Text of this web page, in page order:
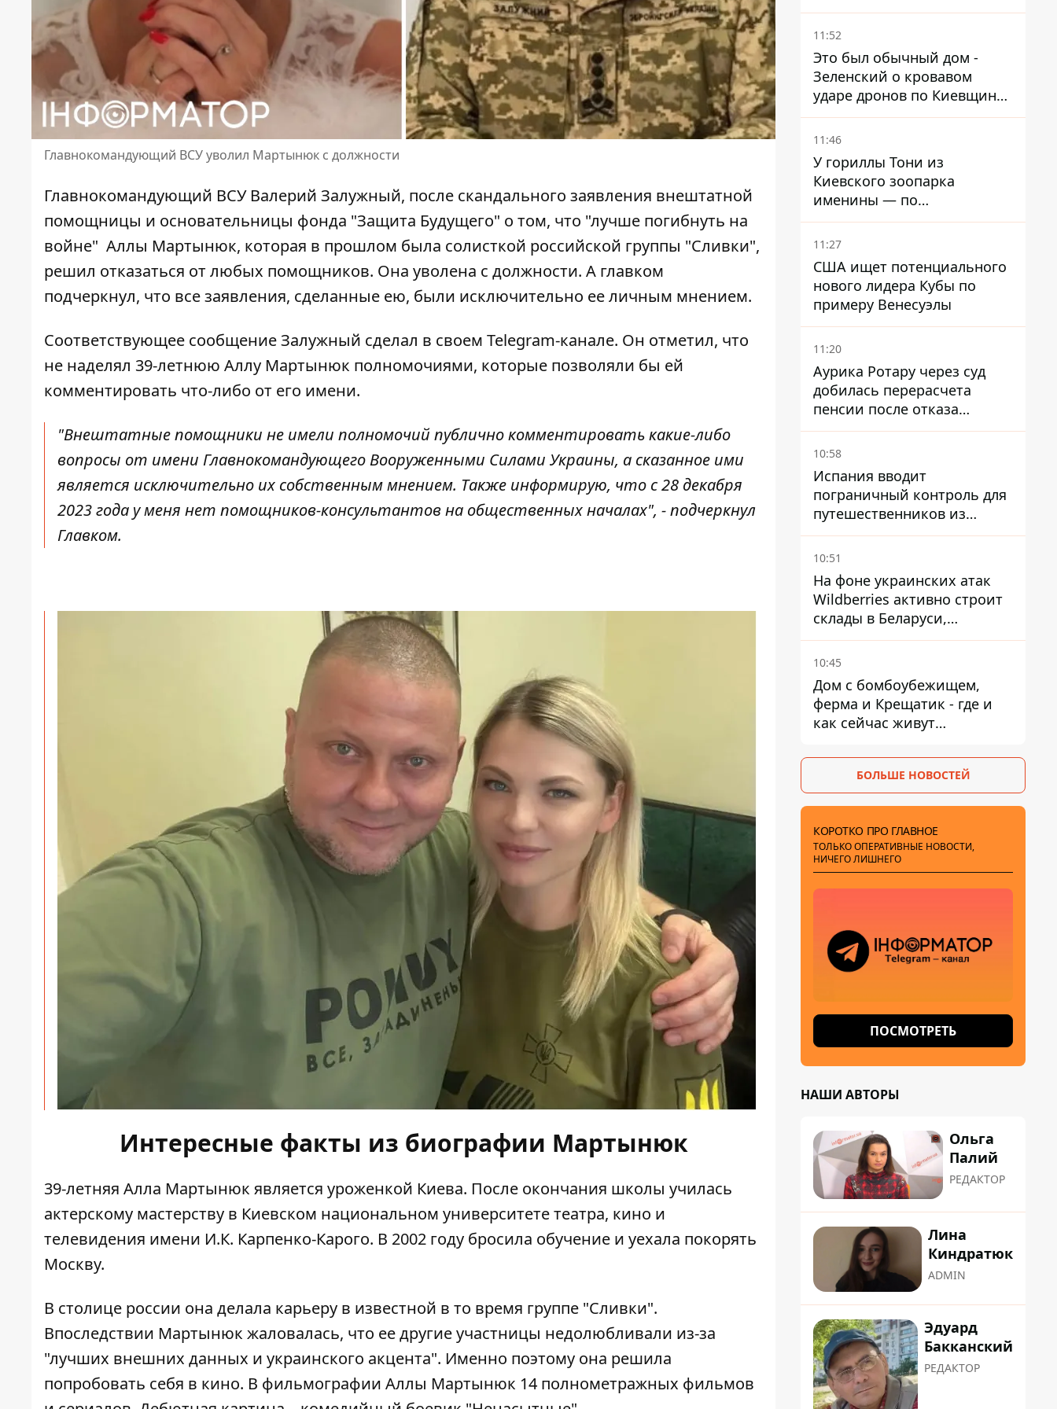
Главнокомандующий ВСУ уволил Мартынюк с должности
Главнокомандующий ВСУ Валерий Залужный, после скандального заявления внештатной
помощницы и основательницы фонда "Защита Будущего" о том, что "лучше погибнуть на
войне" Аллы Мартынюк, которая в прошлом была солисткой российской группы "Сливки",
решил отказаться от любых помощников. Она уволена с должности. А главком
подчеркнул, что все заявления, сделанные ею, были исключительно ее личным мнением.
Соответствующее сообщение Залужный сделал в своем Telegram-канале. Он отметил, что
не наделял 39-летнюю Аллу Мартынюк полномочиями, которые позволяли бы ей
комментировать что-либо от его имени.
"Внештатные помощники не имели полномочий публично комментировать какие-либо
вопросы от имени Главнокомандующего Вооруженными Силами Украины, а сказанное ими
является исключительно их собственным мнением. Также информирую, что с 28 декабря
2023 года у меня нет помощников-консультантов на общественных началах", - подчеркнул
Главком.
Интересные факты из биографии Мартынюк
39-летняя Алла Мартынюк является уроженкой Киева. После окончания школы училась
актерскому мастерству в Киевском национальном университете театра, кино и
телевидения имени И.К. Карпенко-Карого. В 2002 году бросила обучение и уехала покорять
Москву.
В столице россии она делала карьеру в известной в то время группе "Сливки".
Впоследствии Мартынюк жаловалась, что ее другие участницы недолюбливали из-за
"лучших внешних данных и украинского акцента". Именно поэтому она решила
попробовать себя в кино. В фильмографии Аллы Мартынюк 14 полнометражных фильмов
ребенка
11:52
Это был обычный дом -
Зеленский о кровавом
ударе дронов по Киевщине,
где погибли дедушка,
бабушка и их малолетний
11:46
У гориллы Тони из
Киевского зоопарка
именины — по
человеческим меркам ему
уже больше 90 лет
11:27
США ищет потенциального
нового лидера Кубы по
примеру Венесуэлы
11:20
Аурика Ротару через суд
добилась перерасчета
пенсии после отказа
Пенсионного фонда
10:58
Испания вводит
пограничный контроль для
путешественников из
Италии из-за
миграционного конфликта
10:51
На фоне украинских атак
Wildberries активно строит
склады в Беларуси,
Казахстане, Узбекистане
10:45
Дом с бомбоубежищем,
ферма и Крещатик - где и
как сейчас живут
БОЛЬШЕ НОВОСТЕЙ
КОРОТКО ПРО ГЛАВНОЕ
ТОЛЬКО ОПЕРАТИВНЫЕ НОВОСТИ,
НИЧЕГО ЛИШНЕГО
ПОСМОТРЕТЬ
НАШИ АВТОРЫ
Ольга
Палий
РЕДАКТОР
Лина
Киндратюк
ADMIN
Эдуард
Бакканский
РЕДАКТОР